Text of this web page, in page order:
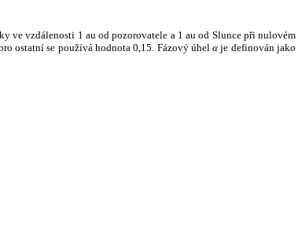
ve vzdálenosti 1 au od pozorovatele a 1 au od Slunce při nulovém
ostatní se používá hodnota 0,15. Fázový úhelα je definován jako